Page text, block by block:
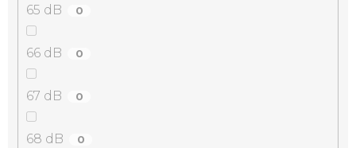
65 dB 0
66 dB 0
67 dB 0
68 dB 0